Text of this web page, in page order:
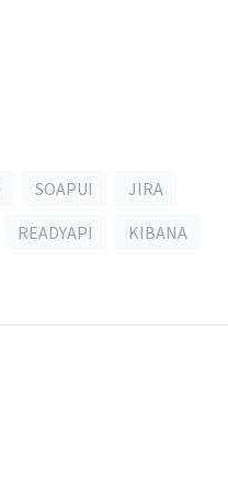
SOAPUI
JIRA
READYAPI KIBANA